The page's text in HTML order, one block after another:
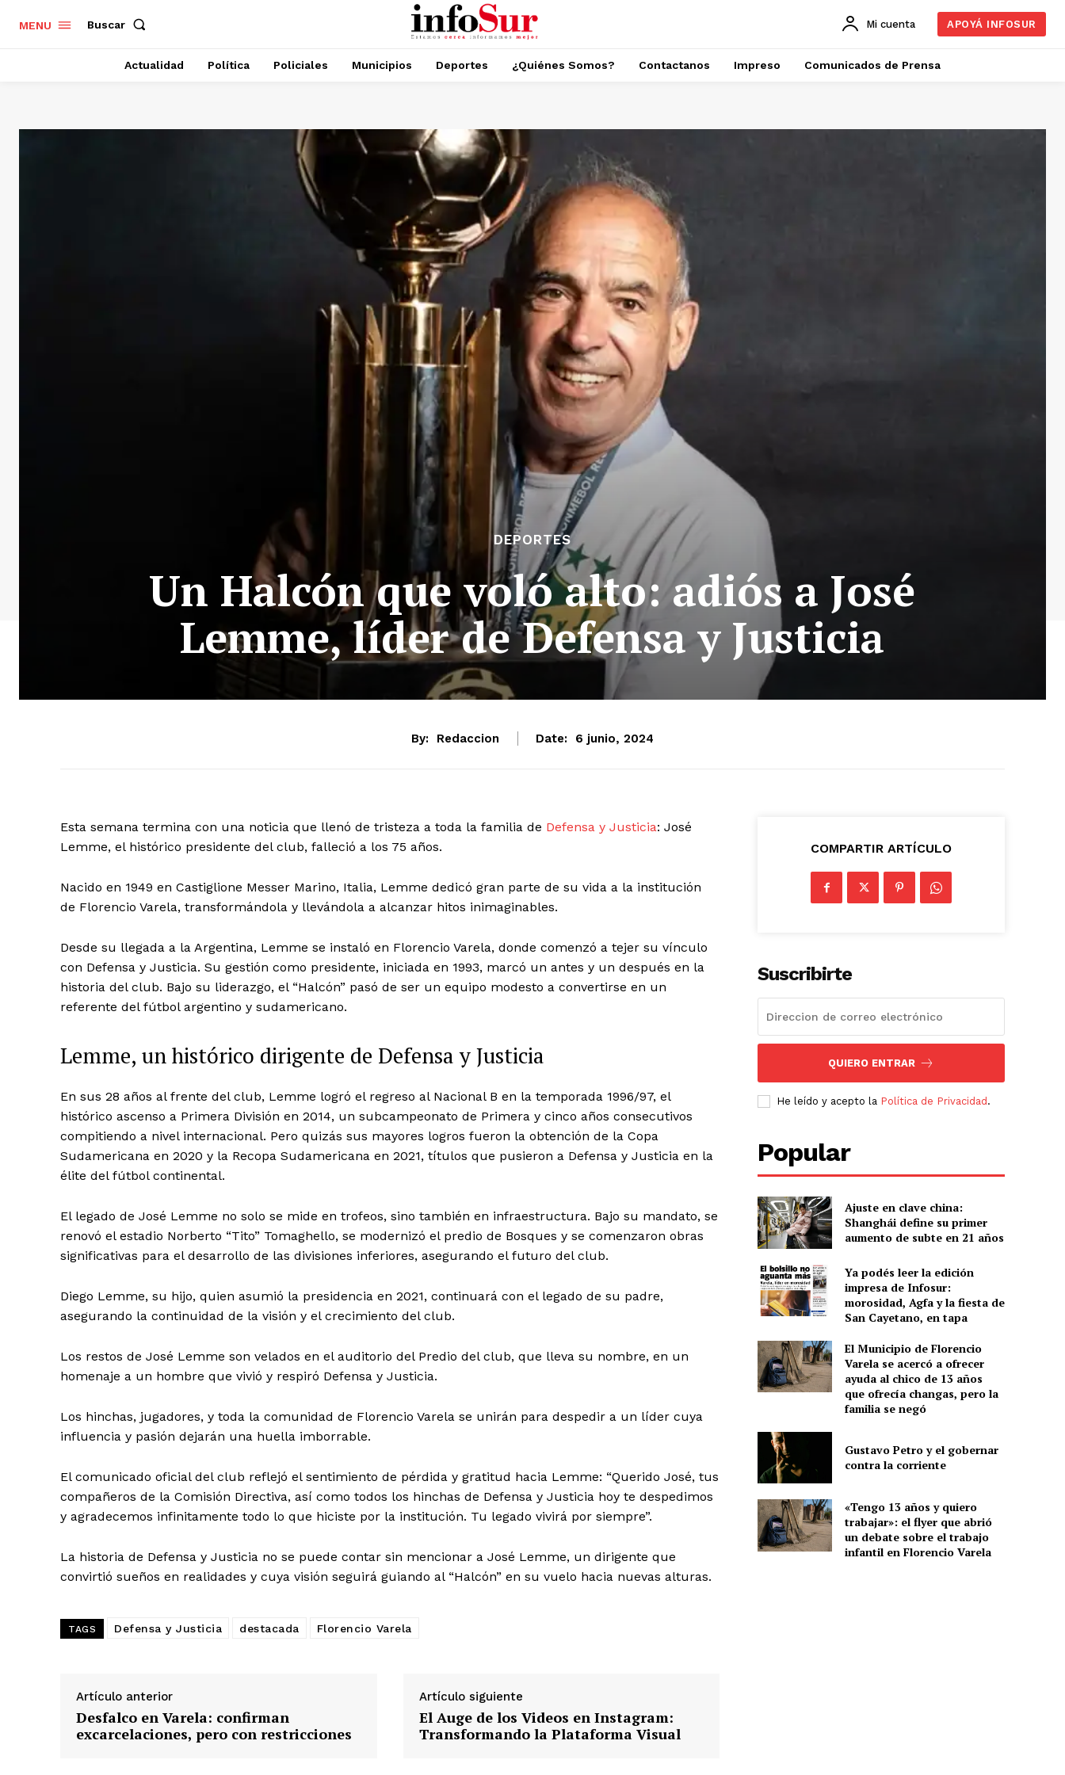
MENU Buscar Mi cuenta APOYÁ INFOSUR
Actualidad Política Policiales Municipios Deportes ¿Quiénes Somos? Contactanos Impreso Comunicados de Prensa
DEPORTES
Un Halcón que voló alto: adiós a José
Lemme, líder de Defensa y Justicia
By: Redaccion Date: 6 junio, 2024
Esta semana termina con una noticia que llenó de tristeza a toda la familia de Defensa y Justicia: José
Lemme, el histórico presidente del club, falleció a los 75 años.
Nacido en 1949 en Castiglione Messer Marino, Italia, Lemme dedicó gran parte de su vida a la institución
de Florencio Varela, transformándola y llevándola a alcanzar hitos inimaginables.
Desde su llegada a la Argentina, Lemme se instaló en Florencio Varela, donde comenzó a tejer su vínculo
con Defensa y Justicia. Su gestión como presidente, iniciada en 1993, marcó un antes y un después en la
historia del club. Bajo su liderazgo, el “Halcón” pasó de ser un equipo modesto a convertirse en un
referente del fútbol argentino y sudamericano.
Lemme, un histórico dirigente de Defensa y Justicia
En sus 28 años al frente del club, Lemme logró el regreso al Nacional B en la temporada 1996/97, el
histórico ascenso a Primera División en 2014, un subcampeonato de Primera y cinco años consecutivos
compitiendo a nivel internacional. Pero quizás sus mayores logros fueron la obtención de la Copa
Sudamericana en 2020 y la Recopa Sudamericana en 2021, títulos que pusieron a Defensa y Justicia en la
élite del fútbol continental.
El legado de José Lemme no solo se mide en trofeos, sino también en infraestructura. Bajo su mandato, se
renovó el estadio Norberto “Tito” Tomaghello, se modernizó el predio de Bosques y se comenzaron obras
significativas para el desarrollo de las divisiones inferiores, asegurando el futuro del club.
Diego Lemme, su hijo, quien asumió la presidencia en 2021, continuará con el legado de su padre,
asegurando la continuidad de la visión y el crecimiento del club.
Los restos de José Lemme son velados en el auditorio del Predio del club, que lleva su nombre, en un
homenaje a un hombre que vivió y respiró Defensa y Justicia.
Los hinchas, jugadores, y toda la comunidad de Florencio Varela se unirán para despedir a un líder cuya
influencia y pasión dejarán una huella imborrable.
El comunicado oficial del club reflejó el sentimiento de pérdida y gratitud hacia Lemme: “Querido José, tus
compañeros de la Comisión Directiva, así como todos los hinchas de Defensa y Justicia hoy te despedimos
y agradecemos infinitamente todo lo que hiciste por la institución. Tu legado vivirá por siempre”.
La historia de Defensa y Justicia no se puede contar sin mencionar a José Lemme, un dirigente que
convirtió sueños en realidades y cuya visión seguirá guiando al “Halcón” en su vuelo hacia nuevas alturas.
TAGS Defensa y Justicia destacada Florencio Varela
Artículo anterior
Desfalco en Varela: confirman
excarcelaciones, pero con restricciones
Artículo siguiente
El Auge de los Videos en Instagram:
Transformando la Plataforma Visual
COMPARTIR ARTÍCULO
Suscribirte
QUIERO ENTRAR
He leído y acepto la Política de Privacidad .
Popular
Ajuste en clave china:
Shanghái define su primer
aumento de subte en 21 años
Ya podés leer la edición
impresa de Infosur:
morosidad, Agfa y la fiesta de
San Cayetano, en tapa
El Municipio de Florencio
Varela se acercó a ofrecer
ayuda al chico de 13 años
que ofrecía changas, pero la
familia se negó
Gustavo Petro y el gobernar
contra la corriente
«Tengo 13 años y quiero
trabajar»: el flyer que abrió
un debate sobre el trabajo
infantil en Florencio Varela